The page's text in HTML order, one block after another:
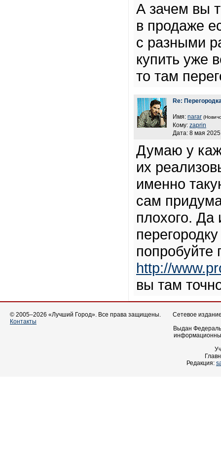
А зачем вы
в продаже
с разными
купить уже
то там
Re:
Имя: narar
Кому: zaprin
Дата: 8 мая 2025
Думаю у
их
именно
сам
плохого. Да
попробуйте
http://
вы там
© 2005–2026 «Лучший Город». Все права защищены.
Контакты
Сетевое
Выдан
Редакция: